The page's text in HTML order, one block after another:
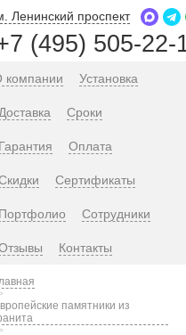
Ленинский проспект
(495) 505-22-
компании Установка
Доставка Сроки
Гарантия Оплата
Сертификаты
Портфолио Сотрудники
Контакты
памятники из